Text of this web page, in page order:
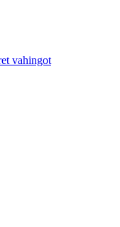
vahingot